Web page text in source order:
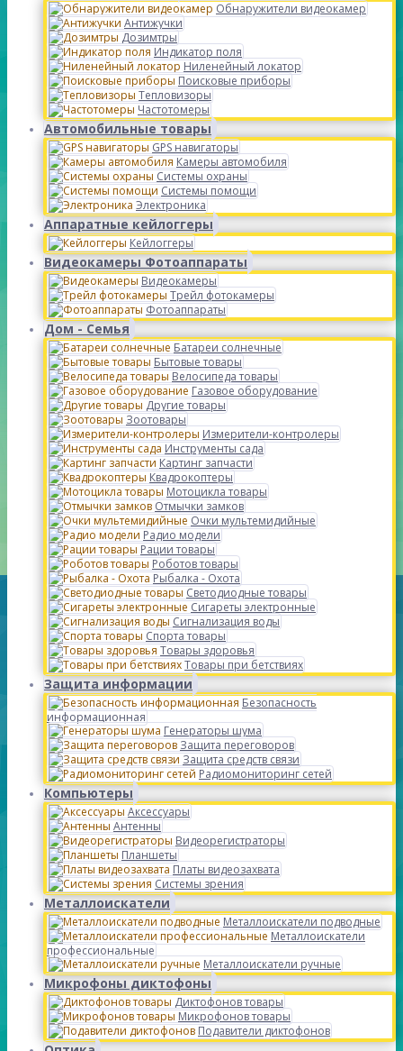
Обнаружители видеокамер
Антижучки
Дозимтры
Индикатор поля
Ниленейный локатор
Поисковые приборы
Тепловизоры
Частотомеры
Автомобильные товары
GPS навигаторы
Камеры автомобиля
Системы охраны
Системы помощи
Электроника
Аппаратные кейлоггеры
Кейлоггеры
Видеокамеры Фотоаппараты
Видеокамеры
Трейл фотокамеры
Фотоаппараты
Дом - Семья
Батареи солнечные
Бытовые товары
Велосипеда товары
Газовое оборудование
Другие товары
Зоотовары
Измерители-контролеры
Инструменты сада
Картинг запчасти
Квадрокоптеры
Мотоцикла товары
Отмычки замков
Очки мультемидийные
Радио модели
Рации товары
Роботов товары
Рыбалка - Охота
Светодиодные товары
Сигареты электронные
Сигнализация воды
Спорта товары
Товары здоровья
Товары при бетствиях
Защита информации
Безопасность
информационная
Генераторы шума
Защита переговоров
Защита средств связи
Радиомониторинг сетей
Компьютеры
Аксессуары
Антенны
Видеорегистраторы
Планшеты
Платы видеозахвата
Системы зрения
Металлоискатели
Металлоискатели подводные
Металлоискатели
профессиональные
Металлоискатели ручные
Микрофоны диктофоны
Диктофонов товары
Микрофонов товары
Подавители диктофонов